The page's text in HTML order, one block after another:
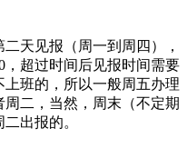
天见报（周一到周四），
，超过时间后见报时间需要
班的，所以一般周五办理
二，当然，周末（不定期
出报的。